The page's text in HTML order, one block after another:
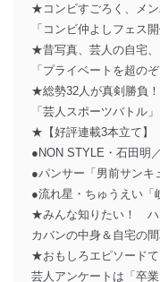
★コンビすごろく、メ
「コンビ仲よしフェス開
★昔写真、芸人の自宅、
「プライベートを超の
★総勢32人が真剣勝負！
「芸人スポーツバトル」
★【好評連載3本立て】
●NON STYLE・石田明
●パンサー「男前サンキ
●流れ星・ちゅうえい「
★みんな知りたい！ ハ
カバンの中身＆自宅の
★おもしろエピソードて
芸人アンケートは「卒業